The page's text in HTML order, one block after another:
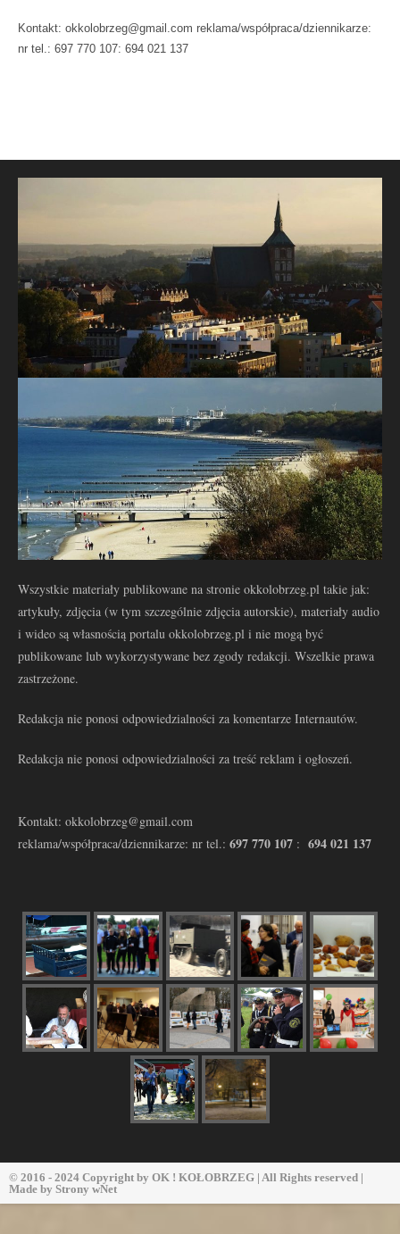
Kontakt: okkolobrzeg@gmail.com reklama/współpraca/dziennikarze:
nr tel.: 697 770 107: 694 021 137
Wszystkie materiały publikowane na stronie okkolobrzeg.pl takie jak:
artykuły, zdjęcia (w tym szczególnie zdjęcia autorskie), materiały audio
i wideo są własnością portalu okkolobrzeg.pl i nie mogą być
publikowane lub wykorzystywane bez zgody redakcji. Wszelkie prawa
zastrzeżone.
Redakcja nie ponosi odpowiedzialności za komentarze Internautów.
Redakcja nie ponosi odpowiedzialności za treść reklam i ogłoszeń.
Kontakt: okkolobrzeg@gmail.com
reklama/współpraca/dziennikarze: nr tel.: 697 770 107 : 694 021 137
© 2016 - 2024 Copyright by OK ! KOŁOBRZEG | All Rights reserved |
Made by Strony wNet